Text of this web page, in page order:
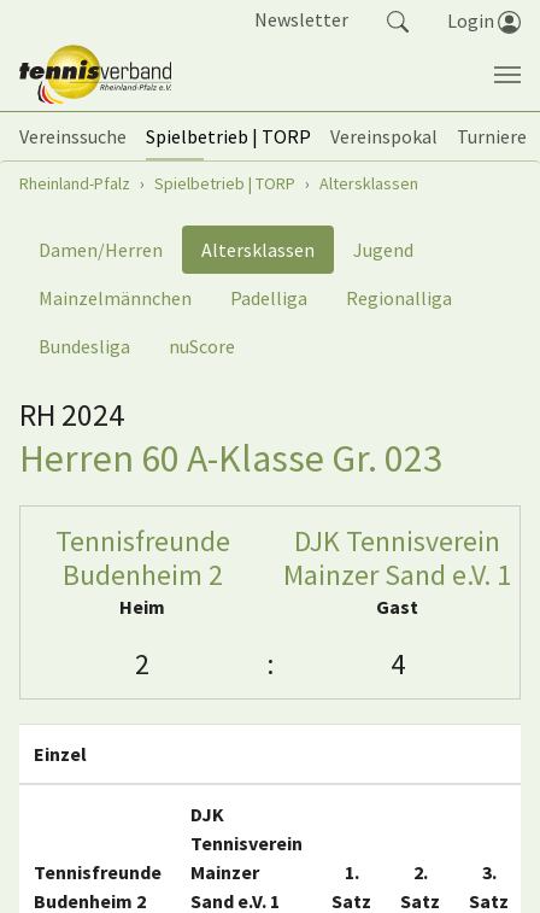
Newsletter Login
Vereinssuche Spielbetrieb | TORP Vereinspokal
Turniere
Sie sind hier:
Rheinland-Pfalz Spielbetrieb | TORP Altersklassen
Damen/Herren Altersklassen
Jugend
Mainzelmännchen
Padelliga
Regionalliga
Bundesliga
nuScore
RH 2024
Herren 60 A-Klasse Gr. 023
Tennisfreunde
Budenheim 2
Heim
DJK Tennisverein
Mainzer Sand e.V. 1
Gast
2 : 4
Einzel
Tennisfreunde
Budenheim 2
DJK
Tennisverein
Mainzer
Sand e.V. 1
1.
Satz
2.
Satz
3.
Satz